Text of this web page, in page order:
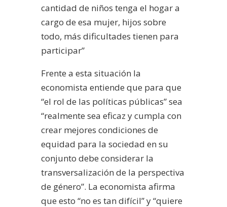
cantidad de niños tenga el hogar a
cargo de esa mujer, hijos sobre
todo, más dificultades tienen para
participar”
Frente a esta situación la
economista entiende que para que
“el rol de las políticas públicas” sea
“realmente sea eficaz y cumpla con
crear mejores condiciones de
equidad para la sociedad en su
conjunto debe considerar la
transversalización de la perspectiva
de género”. La economista afirma
que esto “no es tan difícil” y “quiere